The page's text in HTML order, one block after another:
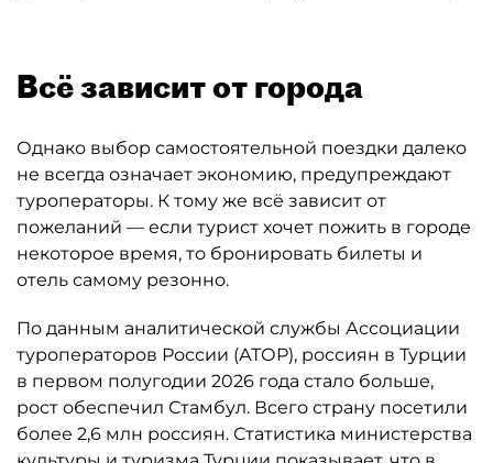
Всё зависит от города
Однако выбор самостоятельной поездки далеко
не всегда означает экономию, предупреждают
туроператоры. К тому же всё зависит от
пожеланий — если турист хочет пожить в городе
некоторое время, то бронировать билеты и
отель самому резонно.
По данным аналитической службы Ассоциации
туроператоров России (АТОР), россиян в Турции
в первом полугодии 2026 года стало больше,
рост обеспечил Стамбул. Всего страну посетили
более 2,6 млн россиян. Статистика министерства